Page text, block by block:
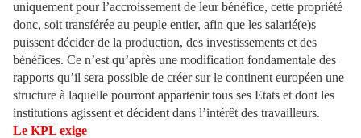
uniquement pour l’accroissement de leur bénéfice, cette propriété
donc, soit transférée au peuple entier, afin que les salarié(e)s
puissent décider de la production, des investissements et des
bénéfices. Ce n’est qu’après une modification fondamentale des
rapports qu’il sera possible de créer sur le continent européen une
structure à laquelle pourront appartenir tous ses Etats et dont les
institutions agissent et décident dans l’intérêt des travailleurs.
Le KPL exige